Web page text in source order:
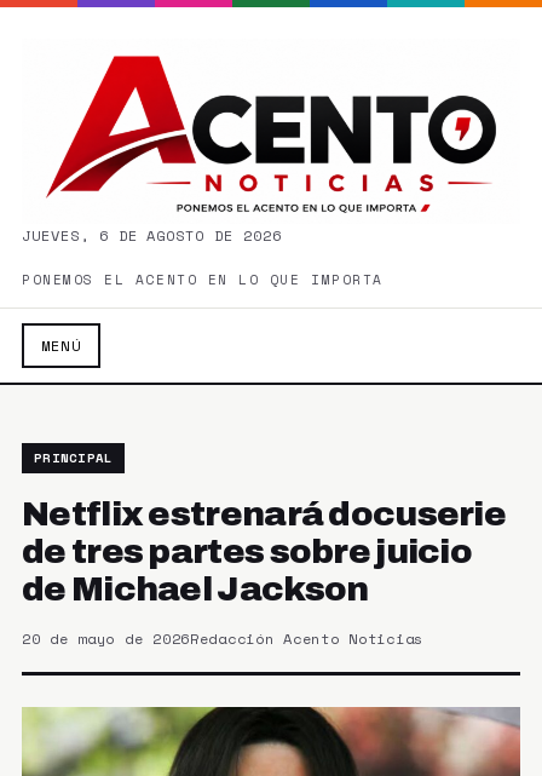
JUEVES, 6 DE AGOSTO DE 2026
PONEMOS EL ACENTO EN LO QUE IMPORTA
MENÚ
PRINCIPAL
Netflix estrenará docuserie
de tres partes sobre juicio
de Michael Jackson
20 de mayo de 2026Redacción Acento Noticias